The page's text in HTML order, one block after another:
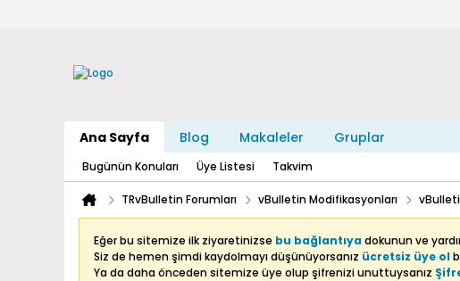
Ana Sayfa Blog Makaleler Gruplar
Bugünün Konuları Üye Listesi Takvim
TRvBulletin Forumları vBulletin Modifikasyonları
Eğer bu sitemize ilk ziyaretinizse bu bağlantıyadokunun ve
Siz de hemen şimdi kaydolmayı düşünüyorsanız ücretsiz üye ol
Ya da daha önceden sitemize üye olup şifrenizi unuttuysanız